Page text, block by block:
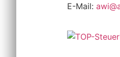
E-Mail: